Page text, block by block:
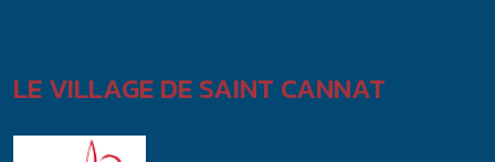
LE VILLAGE DE SAINT CANNAT